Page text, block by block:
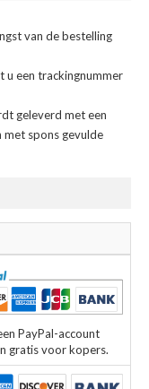
van de bestelling
u een trackingnummer
geleverd met een
met spons gevulde
PayPal-account
gratis voor kopers.